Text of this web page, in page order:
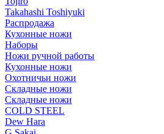
Takahashi Toshiyuki
Распродажа
Кухонные ножи
Наборы
Ножи ручной работы
Кухонные ножи
Охотничьи ножи
Складные ножи
Складные ножи
COLD STEEL
Dew Hara